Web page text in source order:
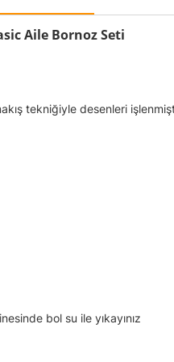
Aile Bornoz Seti
tekniğiyle desenleri
bol su ile yıkayınız